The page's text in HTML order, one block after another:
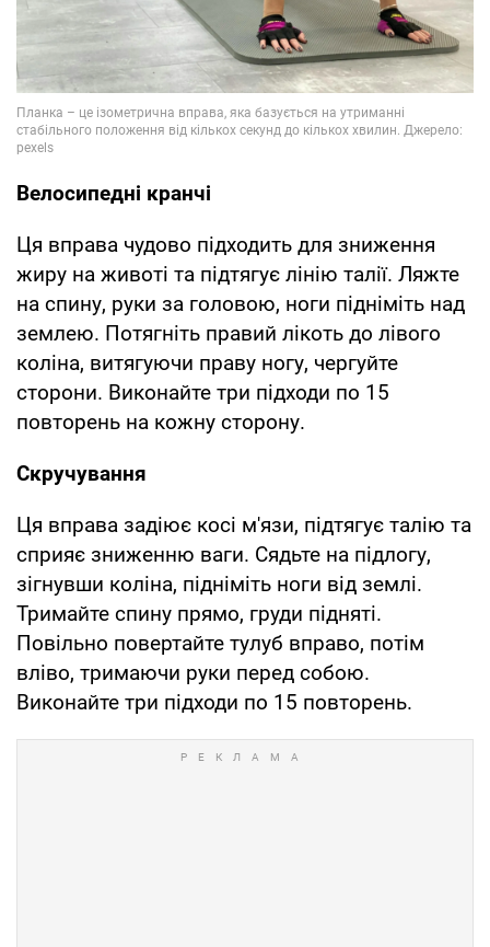
Велосипедні кранчі
Ця вправа чудово підходить для зниження
жиру на животі та підтягує лінію талії. Ляжте
на спину, руки за головою, ноги підніміть над
землею. Потягніть правий лікоть до лівого
коліна, витягуючи праву ногу, чергуйте
сторони. Виконайте три підходи по 15
повторень на кожну сторону.
Скручування
Ця вправа задіює косі м'язи, підтягує талію та
сприяє зниженню ваги. Сядьте на підлогу,
зігнувши коліна, підніміть ноги від землі.
Тримайте спину прямо, груди підняті.
Повільно повертайте тулуб вправо, потім
вліво, тримаючи руки перед собою.
Виконайте три підходи по 15 повторень.